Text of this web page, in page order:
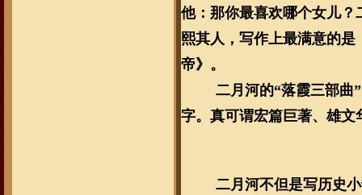
他：那你最喜欢哪个女儿
熙其人，写作上最满意的
帝》。
二月河的“落霞三部曲
字。真可谓宏篇巨著、雄
二月河不但是写历史